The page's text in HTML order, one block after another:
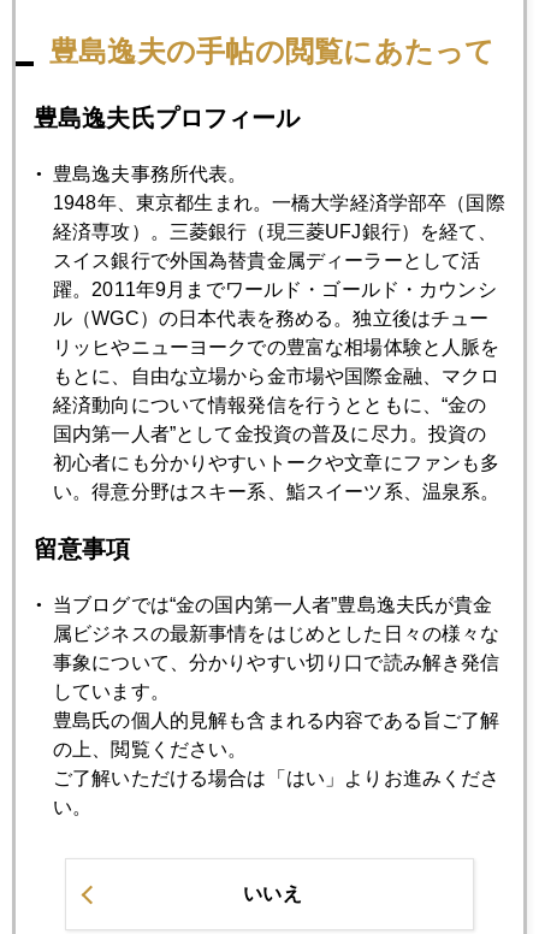
金正日死去
2011年12月16日
金は未だ下げ足りず ジム・ロジャース氏
2011年12月15日
劇場のシンドローム 金急落の真相
2011年12月14日
金下落加速中
2011年12月13日
金急落の理由
2011年12月12日
EUサミットを終えて
2011年12月09日
信用収縮とインドルピー安が頭を抑える展開
2011年12月07日
豊島逸夫・亀井幸一郎共著発売
豊島逸夫の手帖の閲覧にあたって
豊島逸夫氏プロフィール
豊島逸夫事務所代表。
1948年、東京都生まれ。一橋大学経済学部卒（国際
経済専攻）。三菱銀行（現三菱UFJ銀行）を経て、
スイス銀行で外国為替貴金属ディーラーとして活
躍。2011年9月までワールド・ゴールド・カウンシ
ル（WGC）の日本代表を務める。独立後はチュー
リッヒやニューヨークでの豊富な相場体験と人脈を
もとに、自由な立場から金市場や国際金融、マクロ
経済動向について情報発信を行うとともに、“金の
国内第一人者”として金投資の普及に尽力。投資の
初心者にも分かりやすいトークや文章にファンも多
い。得意分野はスキー系、鮨スイーツ系、温泉系。
留意事項
当ブログでは“金の国内第一人者”豊島逸夫氏が貴金
属ビジネスの最新事情をはじめとした日々の様々な
事象について、分かりやすい切り口で読み解き発信
しています。
豊島氏の個人的見解も含まれる内容である旨ご了解
の上、閲覧ください。
ご了解いただける場合は「はい」よりお進みくださ
い。
いいえ